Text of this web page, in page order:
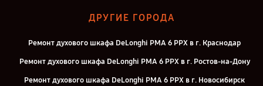
ДРУГИЕ ГОРОДА
Ремонт духового шкафа DeLonghi PMA 6 PPX в г. Краснодар
Ремонт духового шкафа DeLonghi PMA 6 PPX в г. Ростов-на-Дону
Ремонт духового шкафа DeLonghi PMA 6 PPX в г. Новосибирск